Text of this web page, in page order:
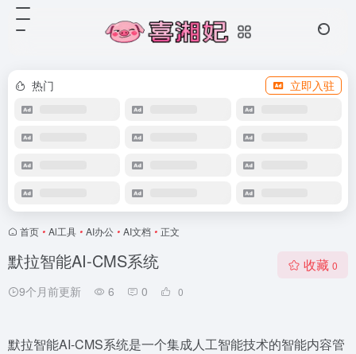
热门 立即入驻
首页 • Al工具 • AI办公 • AI文档 • 正文
默拉智能AI-CMS系统
9个月前更新 6 0 0
收藏 0
默拉智能AI-CMS系统是一个集成人工智能技术的智能内容管